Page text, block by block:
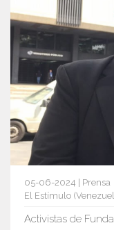
05-06-2024 | Prensa
El Estímulo
Activistas de